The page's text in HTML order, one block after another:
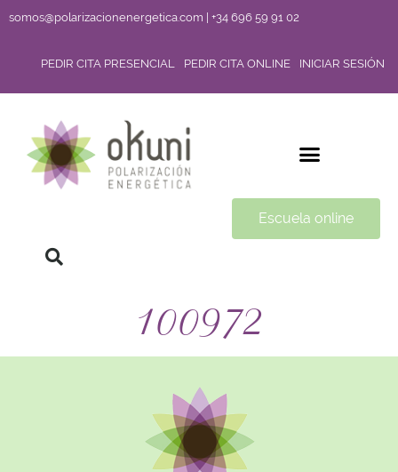
somos@polarizacionenergetica.com | +34 696 59 91 02
PEDIR CITA PRESENCIAL PEDIR CITA ONLINE INICIAR SESIÓN
Escuela online
100972